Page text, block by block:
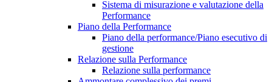
Sistema di misurazione e valutazione della
Performance
Piano della Performance
Piano della performance/Piano esecutivo di
gestione
Relazione sulla Performance
Relazione sulla performance